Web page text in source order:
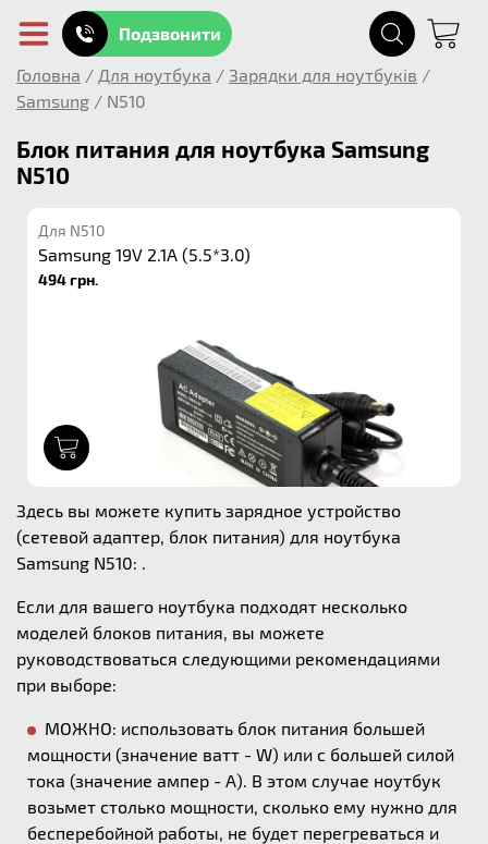
Подзвонити
Головна / Для ноутбука / Зарядки для ноутбуків /
Samsung / N510
Блок питания для ноутбука Samsung
N510
Для N510
Samsung 19V 2.1A (5.5*3.0)
494 грн.
Здесь вы можете купить зарядное устройство
(сетевой адаптер, блок питания) для ноутбука
Samsung N510: .
Если для вашего ноутбука подходят несколько
моделей блоков питания, вы можете
руководствоваться следующими рекомендациями
при выборе:
МОЖНО: использовать блок питания большей
мощности (значение ватт - W) или с большей силой
тока (значение ампер - А). В этом случае ноутбук
возьмет столько мощности, сколько ему нужно для
бесперебойной работы, не будет перегреваться и